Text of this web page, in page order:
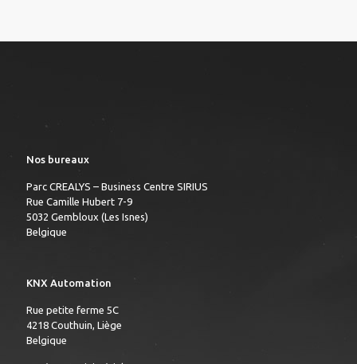
Nos bureaux
Parc CREALYS – Business Centre SIRIUS
Rue Camille Hubert 7-9
5032 Gembloux (Les Isnes)
Belgique
KNX Automation
Rue petite ferme 5C
4218 Couthuin, Liège
Belgique